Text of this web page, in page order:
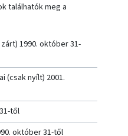
találhatók meg a
1990. október 31-
(csak nyílt) 2001.
től
október 31-től